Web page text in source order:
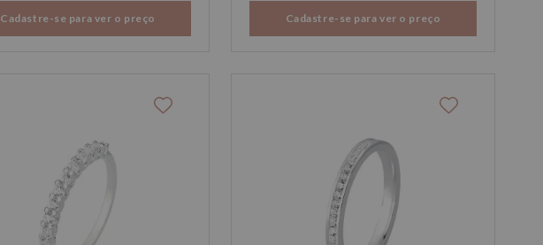
Cadastre-se para ver o preço Cadastre-se para ver o preço